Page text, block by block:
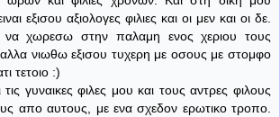
εξισου αξιολογες φιλιες και οι μεν και οι δε.
χωρεσω στην παλαμη ενος χεριου τους
νιωθω εξισου τυχερη με οσους με στομφο
τετοιο :)
γυναικες φιλες μου και τους αντρες φιλους
απο αυτους, με ενα σχεδον ερωτικο τροπο.